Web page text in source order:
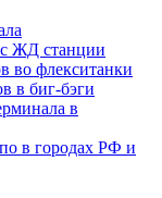
ЖД станции
во флекситанки
в биг-бэги
в
в городах РФ и